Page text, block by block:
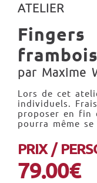
ATELIER
Fingers
par Maxime
Lors de cet
individuels.
proposer en fin
pourra même
PRIX /
79.00€